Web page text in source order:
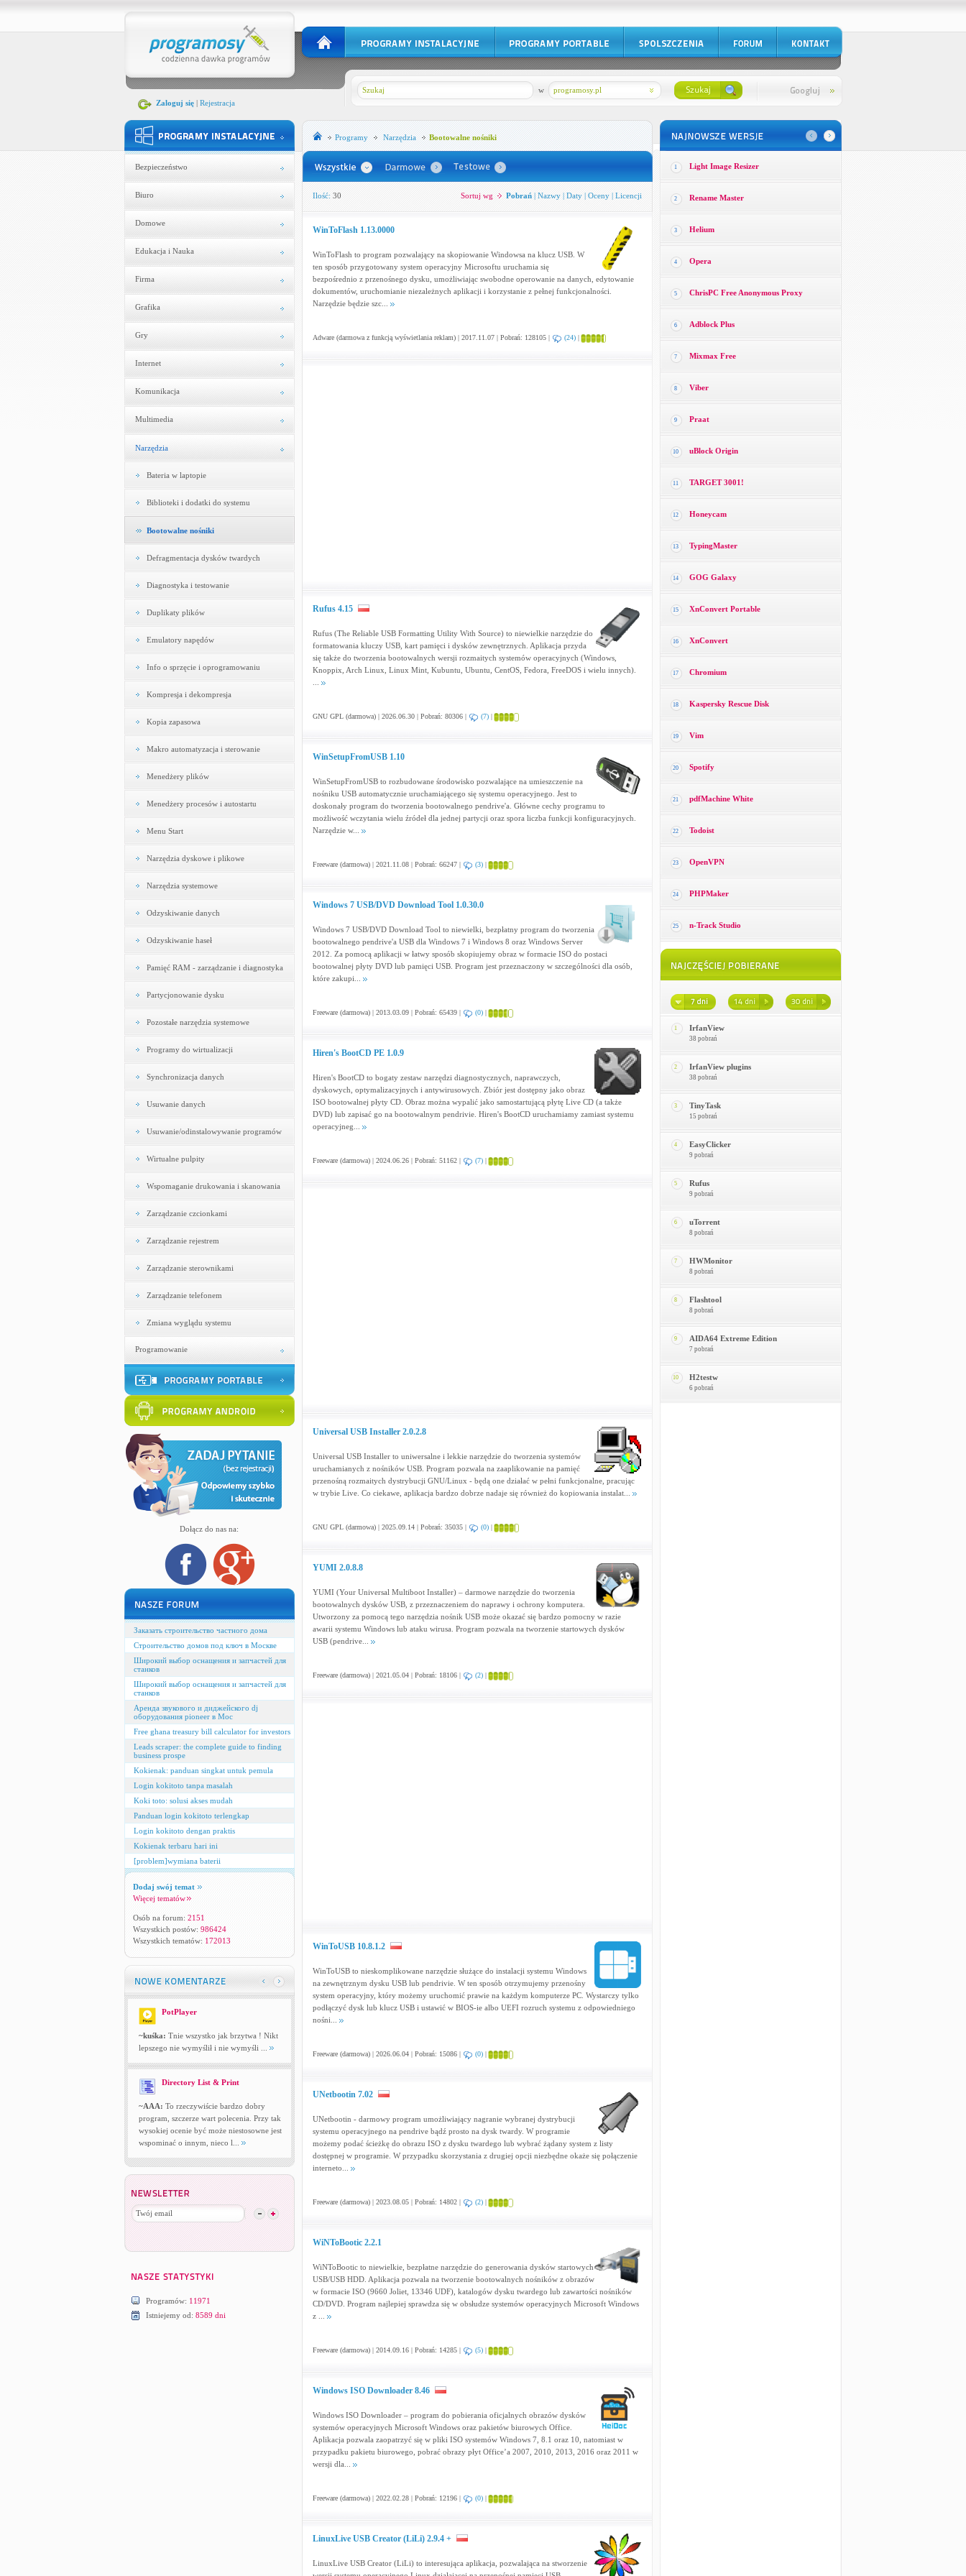
Zaloguj się| Rejestracja
programosy.pl
w
Bezpieczeństwo
Biuro
Domowe
Edukacja i Nauka
Firma
Grafika
Gry
Internet
Komunikacja
Multimedia
Narzędzia
Bateria w laptopie
Biblioteki i dodatki do systemu
Bootowalne nośniki
Defragmentacja dysków twardych
Diagnostyka i testowanie
Duplikaty plików
Emulatory napędów
Info o sprzęcie i oprogramowaniu
Kompresja i dekompresja
Kopia zapasowa
Makro automatyzacja i sterowanie
Menedżery plików
Menedżery procesów i autostartu
Menu Start
Narzędzia dyskowe i plikowe
Narzędzia systemowe
Odzyskiwanie danych
Odzyskiwanie haseł
Pamięć RAM - zarządzanie i diagnostyka
Partycjonowanie dysku
Pozostałe narzędzia systemowe
Programy do wirtualizacji
Synchronizacja danych
Usuwanie danych
Usuwanie/odinstalowywanie programów
Wirtualne pulpity
Wspomaganie drukowania i skanowania
Zarządzanie czcionkami
Zarządzanie rejestrem
Zarządzanie sterownikami
Zarządzanie telefonem
Zmiana wyglądu systemu
Programowanie
Dołącz do nas na:
Заказать строительство частного дома
Строительство домов под ключ в Москве
Широкий выбор оснащения и запчастей для
станков
Широкий выбор оснащения и запчастей для
станков
Аренда звукового и диджейского dj
оборудования pioneer в Мос
Free ghana treasury bill calculator for investors
Leads scraper: the complete guide to finding
business prospe
Kokienak: panduan singkat untuk pemula
Login kokitoto tanpa masalah
Koki toto: solusi akses mudah
Panduan login kokitoto terlengkap
Login kokitoto dengan praktis
Kokienak terbaru hari ini
[problem]wymiana baterii
Dodaj swój temat
Więcej tematów
Osób na forum: 2151
Wszystkich postów: 986424
Wszystkich tematów: 172013
PotPlayer
~kuśka: Tnie wszystko jak brzytwa ! Nikt
lepszego nie wymyślił i nie wymyśli ...
Directory List & Print
~AAA: To rzeczywiście bardzo dobry
program, szczerze wart polecenia. Przy tak
wysokiej ocenie być może niestosowne jest
wspominać o innym, nieco l...
Programów: 11971
Istniejemy od: 8589 dni
Programy Narzędzia Bootowalne nośniki
Ilość: 30 Sortuj wg Pobrań| Nazwy| Daty| Oceny| Licencji
WinToFlash 1.13.0000
WinToFlash to program pozwalający na skopiowanie Windowsa na klucz USB. W
ten sposób przygotowany system operacyjny Microsoftu uruchamia się
bezpośrednio z przenośnego dysku, umożliwiając swobodne operowanie na danych, edytowanie
dokumentów, uruchomianie niezależnych aplikacji i korzystanie z pełnej funkcjonalności.
Narzędzie będzie szc...
Adware (darmowa z funkcją wyświetlania reklam) | 2017.11.07 | Pobrań: 128105 | (24)|
Rufus 4.15
Rufus (The Reliable USB Formatting Utility With Source) to niewielkie narzędzie do
formatowania kluczy USB, kart pamięci i dysków zewnętrznych. Aplikacja przyda
się także do tworzenia bootowalnych wersji rozmaitych systemów operacyjnych (Windows,
Knoppix, Arch Linux, Linux Mint, Kubuntu, Ubuntu, CentOS, Fedora, FreeDOS i wielu innych).
GNU GPL (darmowa) | 2026.06.30 | Pobrań: 80306 | (7)|
WinSetupFromUSB 1.10
WinSetupFromUSB to rozbudowane środowisko pozwalające na umieszczenie na
nośniku USB automatycznie uruchamiającego się systemu operacyjnego. Jest to
doskonały program do tworzenia bootowalnego pendrive'a. Główne cechy programu to
możliwość wczytania wielu źródeł dla jednej partycji oraz spora liczba funkcji konfiguracyjnych.
Narzędzie w...
Freeware (darmowa) | 2021.11.08 | Pobrań: 66247 | (3)|
Windows 7 USB/DVD Download Tool 1.0.30.0
Windows 7 USB/DVD Download Tool to niewielki, bezpłatny program do tworzenia
bootowalnego pendrive'a USB dla Windows 7 i Windows 8 oraz Windows Server
2012. Za pomocą aplikacji w łatwy sposób skopiujemy obraz w formacie ISO do postaci
bootowalnej płyty DVD lub pamięci USB. Program jest przeznaczony w szczególności dla osób,
które zakupi...
Freeware (darmowa) | 2013.03.09 | Pobrań: 65439 | (0)|
Hiren's BootCD PE 1.0.9
Hiren's BootCD to bogaty zestaw narzędzi diagnostycznych, naprawczych,
dyskowych, optymalizacyjnych i antywirusowych. Zbiór jest dostępny jako obraz
ISO bootowalnej płyty CD. Obraz można wypalić jako samostartującą płytę Live CD (a także
DVD) lub zapisać go na bootowalnym pendrivie. Hiren's BootCD uruchamiamy zamiast systemu
operacyjneg...
Freeware (darmowa) | 2024.06.26 | Pobrań: 51162 | (7)|
Universal USB Installer 2.0.2.8
Universal USB Installer to uniwersalne i lekkie narzędzie do tworzenia systemów
uruchamianych z nośników USB. Program pozwala na zaaplikowanie na pamięć
przenośną rozmaitych dystrybucji GNU/Linux - będą one działać w pełni funkcjonalne, pracując
w trybie Live. Co ciekawe, aplikacja bardzo dobrze nadaje się również do kopiowania instalat...
GNU GPL (darmowa) | 2025.09.14 | Pobrań: 35035 | (0)|
YUMI 2.0.8.8
YUMI (Your Universal Multiboot Installer) – darmowe narzędzie do tworzenia
bootowalnych dysków USB, z przeznaczeniem do naprawy i ochrony komputera.
Utworzony za pomocą tego narzędzia nośnik USB może okazać się bardzo pomocny w razie
awarii systemu Windows lub ataku wirusa. Program pozwala na tworzenie startowych dysków
USB (pendrive...
Freeware (darmowa) | 2021.05.04 | Pobrań: 18106 | (2)|
WinToUSB 10.8.1.2
WinToUSB to nieskomplikowane narzędzie służące do instalacji systemu Windows
na zewnętrznym dysku USB lub pendrivie. W ten sposób otrzymujemy przenośny
system operacyjny, który możemy uruchomić prawie na każdym komputerze PC. Wystarczy tylko
podłączyć dysk lub klucz USB i ustawić w BIOS-ie albo UEFI rozruch systemu z odpowiedniego
nośni...
Freeware (darmowa) | 2026.06.04 | Pobrań: 15086 | (0)|
UNetbootin 7.02
UNetbootin - darmowy program umożliwiający nagranie wybranej dystrybucji
systemu operacyjnego na pendrive bądź prosto na dysk twardy. W programie
możemy podać ścieżkę do obrazu ISO z dysku twardego lub wybrać żądany system z listy
dostępnej w programie. W przypadku skorzystania z drugiej opcji niezbędne okaże się połączenie
interneto...
Freeware (darmowa) | 2023.08.05 | Pobrań: 14802 | (2)|
WiNToBootic 2.2.1
WiNToBootic to niewielkie, bezpłatne narzędzie do generowania dysków startowych
USB/USB HDD. Aplikacja pozwala na tworzenie bootowalnych nośników z obrazów
w formacie ISO (9660 Joliet, 13346 UDF), katalogów dysku twardego lub zawartości nośników
CD/DVD. Program najlepiej sprawdza się w obsłudze systemów operacyjnych Microsoft Windows
z ...
Freeware (darmowa) | 2014.09.16 | Pobrań: 14285 | (5)|
Windows ISO Downloader 8.46
Windows ISO Downloader – program do pobierania oficjalnych obrazów dysków
systemów operacyjnych Microsoft Windows oraz pakietów biurowych Office.
Aplikacja pozwala zaopatrzyć się w pliki ISO systemów Windows 7, 8.1 oraz 10, natomiast w
przypadku pakietu biurowego, pobrać obrazy płyt Office’a 2007, 2010, 2013, 2016 oraz 2011 w
wersji dla...
Freeware (darmowa) | 2022.02.28 | Pobrań: 12196 | (0)|
LinuxLive USB Creator (LiLi) 2.9.4 +
LinuxLive USB Creator (LiLi) to interesująca aplikacja, pozwalająca na stworzenie
1 Light Image Resizer
2 Rename Master
3 Helium
4 Opera
5 ChrisPC Free Anonymous Proxy
6 Adblock Plus
7 Mixmax Free
8 Viber
9 Praat
10 uBlock Origin
11 TARGET 3001!
12 Honeycam
13 TypingMaster
14 GOG Galaxy
15 XnConvert Portable
16 XnConvert
17 Chromium
18 Kaspersky Rescue Disk
19 Vim
20 Spotify
21 pdfMachine White
22 Todoist
23 OpenVPN
24 PHPMaker
25 n-Track Studio
1 IrfanView
38 pobrań
2 IrfanView plugins
38 pobrań
3 TinyTask
15 pobrań
4 EasyClicker
9 pobrań
5 Rufus
9 pobrań
6 uTorrent
8 pobrań
7 HWMonitor
8 pobrań
8 Flashtool
8 pobrań
9 AIDA64 Extreme Edition
7 pobrań
10 H2testw
6 pobrań